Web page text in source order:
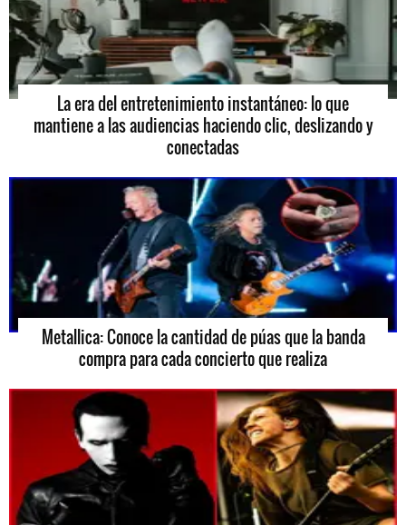
La era del entretenimiento instantáneo: lo que
mantiene a las audiencias haciendo clic, deslizando y
conectadas
Metallica: Conoce la cantidad de púas que la banda
compra para cada concierto que realiza